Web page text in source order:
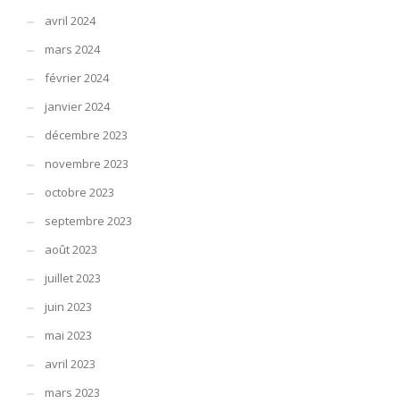
avril 2024
mars 2024
février 2024
janvier 2024
décembre 2023
novembre 2023
octobre 2023
septembre 2023
août 2023
juillet 2023
juin 2023
mai 2023
avril 2023
mars 2023